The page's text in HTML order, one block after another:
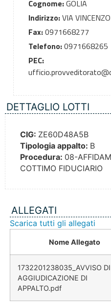
Cognome:GOLIA
Indirizzo:VIA
Fax:0971668277
Telefono:0971668265
PEC:
DETTAGLIO LOTTI
CIG: ZE60D48A5B
Tipologia appalto: B
Procedura: 08-
COTTIMO FIDUCIARIO
ALLEGATI
Scarica tutti gli allegati
Nome Allegato
1732201238035_AVVISO DI
AGGIUDICAZIONE DI
APPALTO.pdf